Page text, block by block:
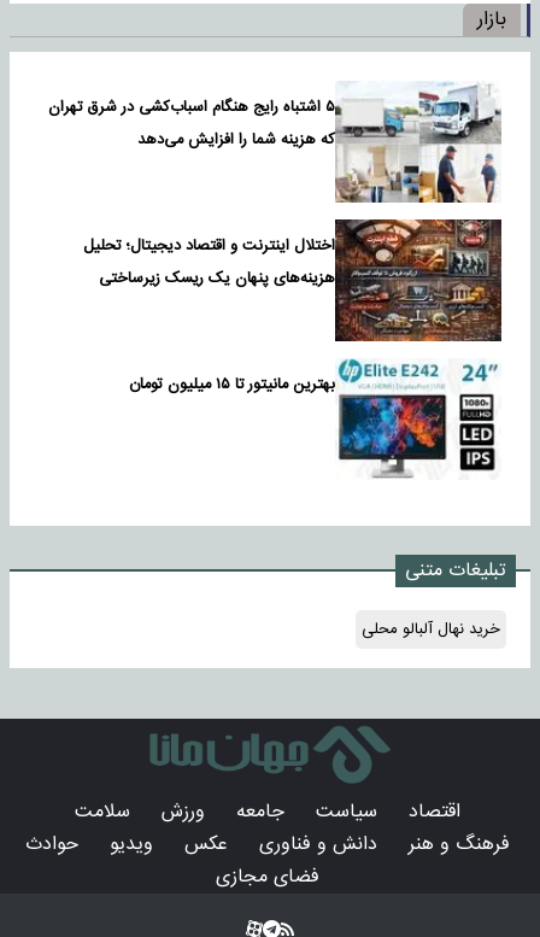
بازار
۵ اشتباه رایج هنگام اسباب‌کشی در شرق تهران
که هزینه شما را افزایش می‌دهد
اختلال اینترنت و اقتصاد دیجیتال؛ تحلیل
هزینه‌های پنهان یک ریسک زیرساختی
بهترین مانیتور تا ۱۵ میلیون تومان
تبلیغات متنی
خرید نهال آلبالو محلی
اقتصاد سیاست جامعه ورزش
سلامت
فرهنگ و هنر
دانش و فناوری عکس ویدیو
حوادث
فضای مجازی